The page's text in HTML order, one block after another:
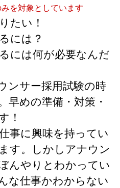
を対象としています
たい！
には？
には何が必要なんだ
ンサー採用試験の時
早めの準備・対策・
！
事に興味を持ってい
す。しかしアナウン
んやりとわかってい
な仕事かわからない